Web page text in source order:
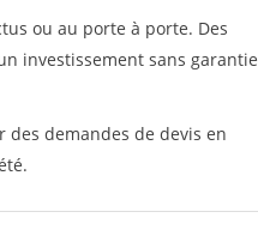
ou au porte à porte. Des
investissement sans garantie
demandes de devis en